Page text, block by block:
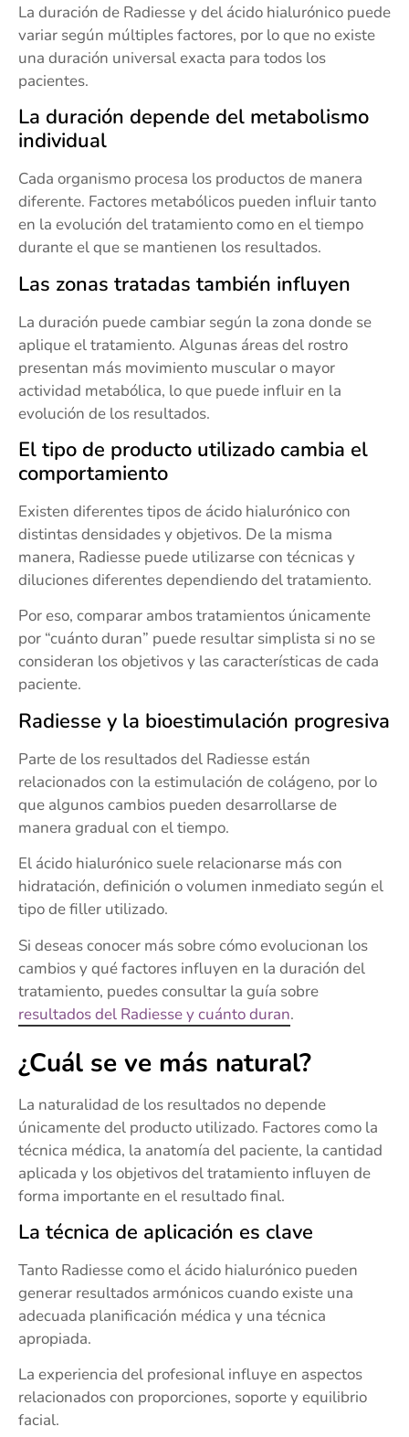
La duración de Radiesse y del ácido hialurónico puede
variar según múltiples factores, por lo que no existe
una duración universal exacta para todos los
pacientes.
La duración depende del metabolismo
individual
Cada organismo procesa los productos de manera
diferente. Factores metabólicos pueden influir tanto
en la evolución del tratamiento como en el tiempo
durante el que se mantienen los resultados.
Las zonas tratadas también influyen
La duración puede cambiar según la zona donde se
aplique el tratamiento. Algunas áreas del rostro
presentan más movimiento muscular o mayor
actividad metabólica, lo que puede influir en la
evolución de los resultados.
El tipo de producto utilizado cambia el
comportamiento
Existen diferentes tipos de ácido hialurónico con
distintas densidades y objetivos. De la misma
manera, Radiesse puede utilizarse con técnicas y
diluciones diferentes dependiendo del tratamiento.
Por eso, comparar ambos tratamientos únicamente
por “cuánto duran” puede resultar simplista si no se
consideran los objetivos y las características de cada
paciente.
Radiesse y la bioestimulación progresiva
Parte de los resultados del Radiesse están
relacionados con la estimulación de colágeno, por lo
que algunos cambios pueden desarrollarse de
manera gradual con el tiempo.
El ácido hialurónico suele relacionarse más con
hidratación, definición o volumen inmediato según el
tipo de filler utilizado.
Si deseas conocer más sobre cómo evolucionan los
cambios y qué factores influyen en la duración del
tratamiento, puedes consultar la guía sobre
resultados del Radiesse y cuánto duran.
¿Cuál se ve más natural?
La naturalidad de los resultados no depende
únicamente del producto utilizado. Factores como la
técnica médica, la anatomía del paciente, la cantidad
aplicada y los objetivos del tratamiento influyen de
forma importante en el resultado final.
La técnica de aplicación es clave
Tanto Radiesse como el ácido hialurónico pueden
generar resultados armónicos cuando existe una
adecuada planificación médica y una técnica
apropiada.
La experiencia del profesional influye en aspectos
relacionados con proporciones, soporte y equilibrio
facial.